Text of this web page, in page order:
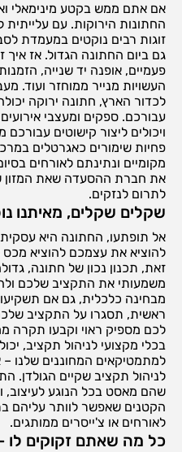
אם אתם ממש בקטע מינימאלי
החתונות הירוקות. עם
זוגות רבים נוקטים במעמדת
גם ביום החתונה הגדול. אז איך
פעמיים, אופנה יד שנייה,
העשויות מנייר ממוחזר ועוד.
לכדור הארץ, חתונה ירוקה
עבורכם. ספקים ומעצבי
ויכולים ליצור קישוטים
פחיות שימורים כאגרטלים
מקומיים ונתינתם לאורחים
את חברת ההסעדה שאת המזון
לתרום לנזקים.
שקלים שקלים, מאיתנו
אל תופתעו, החתונה היא עסקית
להוציא את עצמכם להוציא
זאת, תכנון נכון של חתונה,
משמעותי את התקציב שלכם
מבחינה כלכלית, גם אם
ראשית, תסגרו על התקציב
לכם מספיק ראוי וקבעו תקרה
בכלי מקצועי לניהול תקציב,
למתמטיקאים המחוננים שלנו
לניהול תקציב שקיים הגולדן.
שהם מאסט בכל הנוגע לעיצוב,
הקטנים שאפשר לוותר עליהם
לאורחים או צ'ייסרים ממותגים.
כל מה שאתם זקוקים לו